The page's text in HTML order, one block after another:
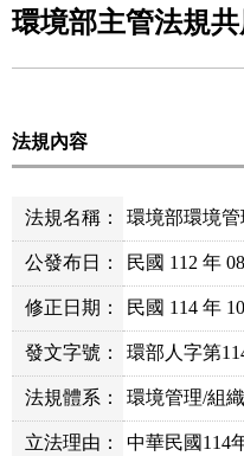
環境部主管法規
法規內容
法規名稱： 環境部環境
公發布日： 民國 112 年
修正日期： 民國 114 年
發文字號： 環部人字第
法規體系： 環境管理/組
立法理由：
中華民國114